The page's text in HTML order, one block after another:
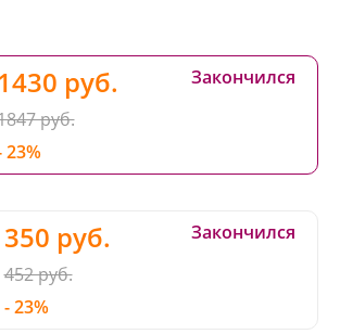
1430 руб.
руб.
23%
Закончился
350 руб.
452 руб.
- 23%
Закончился